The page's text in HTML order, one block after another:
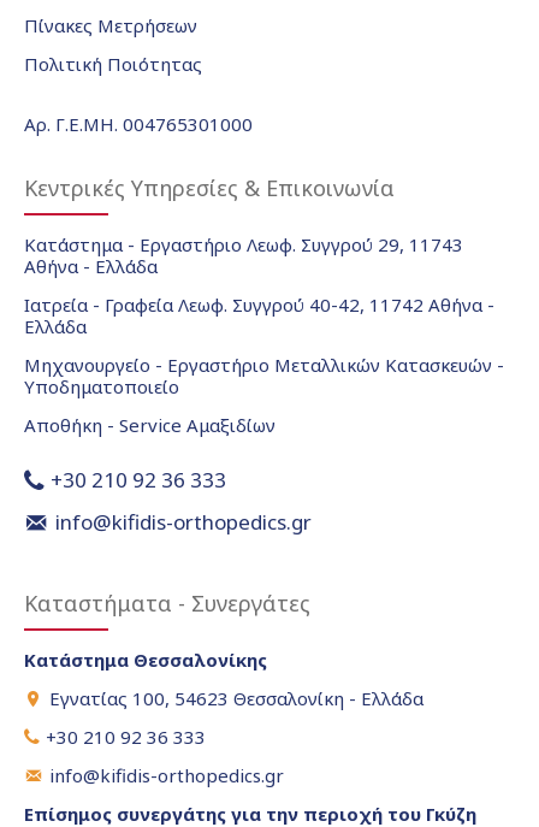
Πίνακες Μετρήσεων
Πολιτική Ποιότητας
Αρ. Γ.Ε.ΜΗ. 004765301000
Κεντρικές Υπηρεσίες & Επικοινωνία
Κατάστημα - Εργαστήριο Λεωφ. Συγγρού 29, 11743
Αθήνα - Ελλάδα
Ιατρεία - Γραφεία Λεωφ. Συγγρού 40-42, 11742 Αθήνα -
Ελλάδα
Μηχανουργείο - Εργαστήριο Μεταλλικών Κατασκευών -
Υποδηματοποιείο
Αποθήκη - Service Αμαξιδίων
+30 210 92 36 333
info@kifidis-orthopedics.gr
Καταστήματα - Συνεργάτες
Κατάστημα Θεσσαλονίκης
Εγνατίας 100, 54623 Θεσσαλονίκη - Ελλάδα
+30 210 92 36 333
info@kifidis-orthopedics.gr
Επίσημος συνεργάτης για την περιοχή του Γκύζη